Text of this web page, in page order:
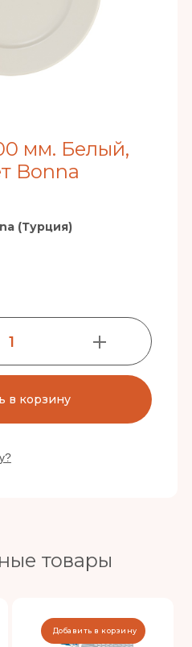
мм. Белый,
Bonna
(Турция)
1
в корзину
товары
Добавить в корзину